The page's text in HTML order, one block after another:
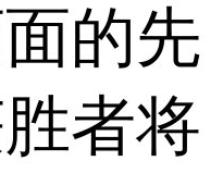
的先
者将